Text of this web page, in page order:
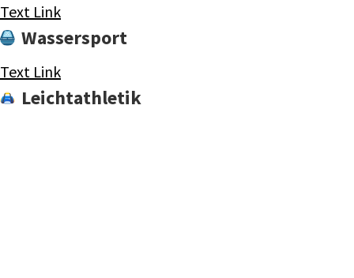
Text Link
Wassersport
Text Link
Leichtathletik